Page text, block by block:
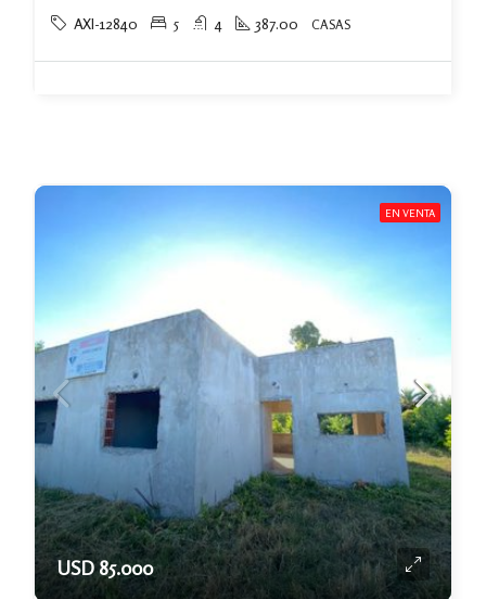
AXI-12840 5 4 387.00 CASAS
EN VENTA
USD 85.000